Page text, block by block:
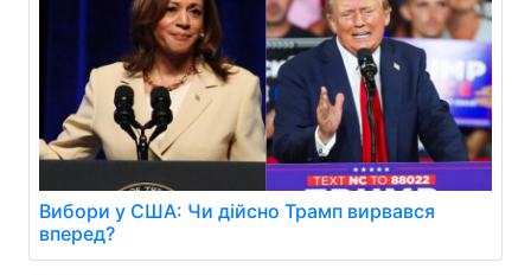
Вибори у США: Чи дійсно Трамп вирвався
вперед?